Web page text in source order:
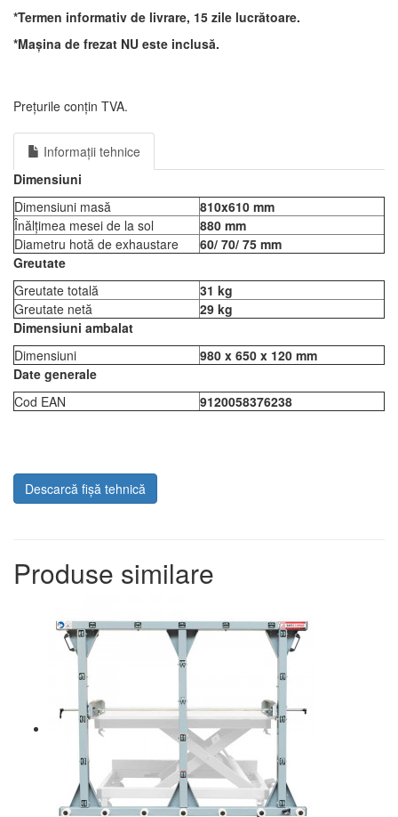
*Termen informativ de livrare, 15 zile lucrătoare.
*Mașina de frezat NU este inclusă.
Prețurile conțin TVA.
Informații tehnice
Dimensiuni
Dimensiuni masă
810x610 mm
Înălțimea mesei de la sol
880 mm
Diametru hotă de exhaustare
60/ 70/ 75 mm
Greutate
Greutate totală
31 kg
Greutate netă
29 kg
Dimensiuni ambalat
Dimensiuni
980 x 650 x 120 mm
Date generale
Cod EAN
9120058376238
Descarcă fișă tehnică
Produse similare